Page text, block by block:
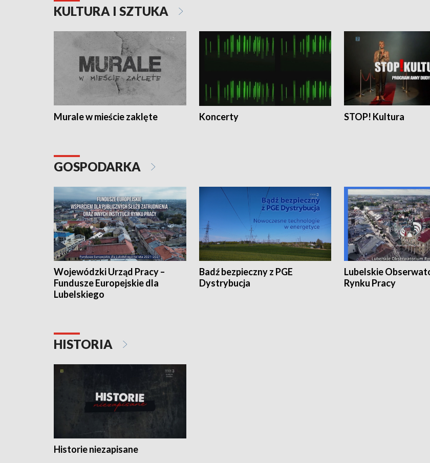
KULTURA I SZTUKA
Murale w mieście zaklęte Koncerty STOP! Kultura
GOSPODARKA
Wojewódzki Urząd Pracy –
Fundusze Europejskie dla
Lubelskiego
Badź bezpieczny z PGE
Dystrybucja
Lubelskie
Rynku Pracy
HISTORIA
Historie niezapisane